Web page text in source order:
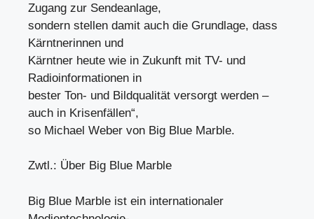
Zugang zur Sendeanlage,
sondern stellen damit auch die Grundlage, dass
Kärntnerinnen und
Kärntner heute wie in Zukunft mit TV- und
Radioinformationen in
bester Ton- und Bildqualität versorgt werden –
auch in Krisenfällen“,
so Michael Weber von Big Blue Marble.
Zwtl.: Über Big Blue Marble
Big Blue Marble ist ein internationaler